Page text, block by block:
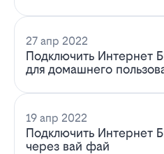
27 апр 2022
Подключить Интернет
для домашнего
19 апр 2022
Подключить Интернет
через вай фай